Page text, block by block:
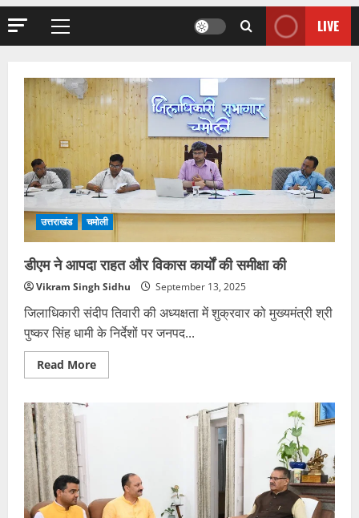
Primary
LIVE
उत्तराखंड चमोली
डीएम ने आपदा राहत और विकास कार्यों की समीक्षा की
Vikram Singh Sidhu September 13, 2025
जिलाधिकारी संदीप तिवारी की अध्यक्षता में शुक्रवार को मुख्यमंत्री श्री
पुष्कर सिंह धामी के निर्देशों पर जनपद...
Read MoreRead
more
की